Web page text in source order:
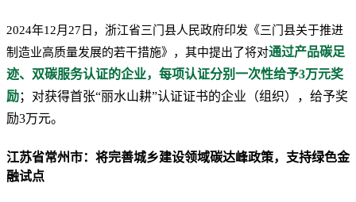
2024年12月27日，浙江省三门县人民政府印发《三门县关于推进
制造业高质量发展的若干措施》，其中提出了将对通过产品碳足
迹、双碳服务认证的企业，每项认证分别一次性给予3万元奖
励；对获得首张“丽水山耕”认证证书的企业（组织），给予奖
励3万元。
江苏省常州市：将完善城乡建设领域碳达峰政策，支持绿色金
融试点